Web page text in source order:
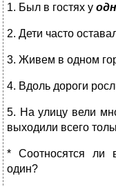
1. Был в гостях у
2. Дети часто
3. Живем в одном
4. Вдоль дороги
5. На улицу вели
выходили всего
* Соотносятся ли
один?